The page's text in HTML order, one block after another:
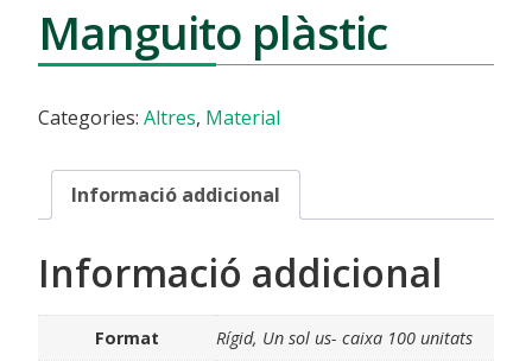
Manguito plàstic
Categories: Altres, Material
Informació addicional
Informació addicional
Format Rígid, Un sol us- caixa 100 unitats